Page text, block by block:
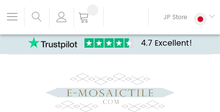
4.7 Excellent!
JP Store